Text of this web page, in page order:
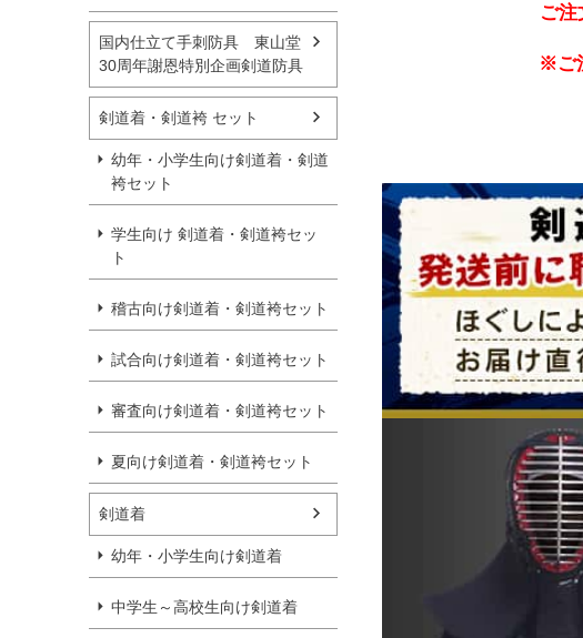
国内仕立て手刺防具 東山堂
30周年謝恩特別企画剣道防具
剣道着・剣道袴 セット
幼年・小学生向け剣道着・剣道
袴セット
学生向け 剣道着・剣道袴セッ
ト
稽古向け剣道着・剣道袴セット
試合向け剣道着・剣道袴セット
審査向け剣道着・剣道袴セット
夏向け剣道着・剣道袴セット
剣道着
幼年・小学生向け剣道着
中学生～高校生向け剣道着
ご
※ご